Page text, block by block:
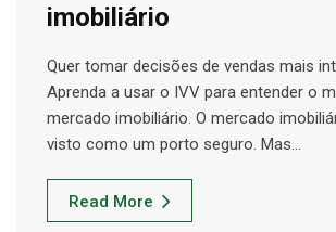
imobiliário
Quer tomar decisões de vendas mais
Aprenda a usar o IVV para entender o
mercado imobiliário. O mercado
visto como um porto seguro. Mas…
Read More